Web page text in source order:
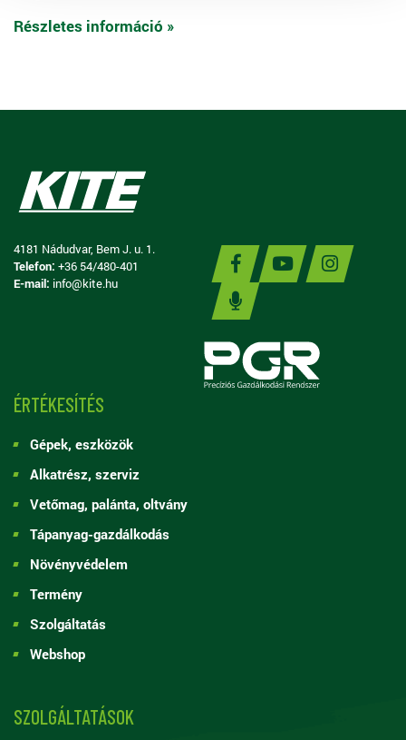
Részletes információ »
4181 Nádudvar, Bem J. u. 1.
Telefon: +36 54/480-401
E-mail: info@kite.hu
ÉRTÉKESÍTÉS
Gépek, eszközök
Alkatrész, szerviz
Vetőmag, palánta, oltvány
Tápanyag-gazdálkodás
Növényvédelem
Termény
Szolgáltatás
Webshop
SZOLGÁLTATÁSOK